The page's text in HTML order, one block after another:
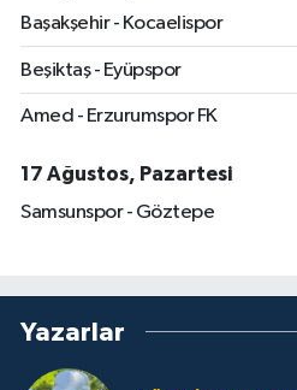
Başakşehir - Kocaelispor
Beşiktaş - Eyüpspor
Amed - Erzurumspor FK
17 Ağustos, Pazartesi
Samsunspor - Göztepe
Yazarlar